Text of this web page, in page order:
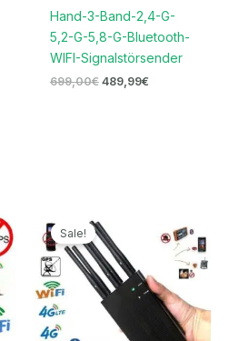
Hand-3-Band-2,4-G-
5,2-G-5,8-G-Bluetooth-
WIFI-Signalstörsender
699,00€ 489,99€
Sale!
Preis
war:
499,99€
ist:
279,99€.